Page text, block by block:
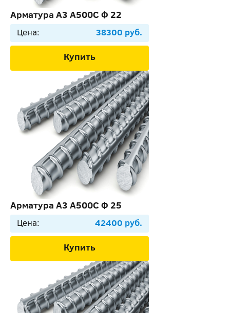
Арматура А3 А500С Ф 22
Цена: 38300 руб.
Купить
Арматура А3 А500С Ф 25
Цена: 42400 руб.
Купить